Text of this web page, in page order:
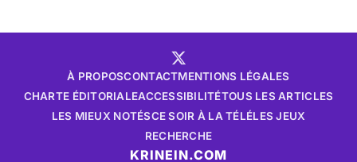
À PROPOSCONTACTMENTIONS LÉGALES
CHARTE ÉDITORIALEACCESSIBILITÉTOUS LES ARTICLES
LES MIEUX NOTÉSCE SOIR À LA TÉLÉLES JEUX
RECHERCHE
KRINEIN.COM